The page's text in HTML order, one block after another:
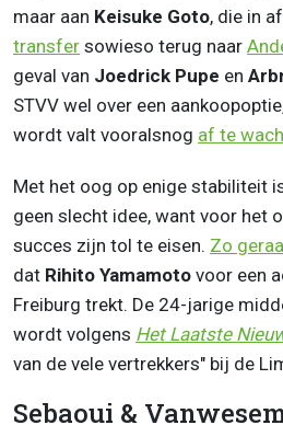
maar aan Keisuke Goto, die in
transfer sowieso terug naar
geval van Joedrick Pupe en
STVV wel over een
wordt valt vooralsnog af te
Met het oog op enige stabiliteit
geen slecht idee, want voor het
succes zijn tol te eisen. Zo
dat Rihito Yamamoto voor een
Freiburg trekt. De 24-jarige
wordt volgens Het Laatste
van de vele vertrekkers" bij de
Sebaoui &